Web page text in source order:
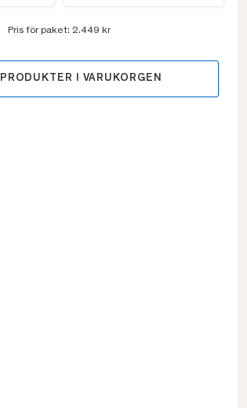
Pris för paket: 2.449 kr
PRODUKTER I VARUKORGEN